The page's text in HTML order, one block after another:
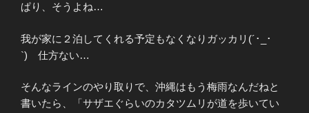
ぱり、そうよね…
我が家に２泊してくれる予定もなくなりガッカリ(´･_･
`) 仕方ない…
そんなラインのやり取りで、沖縄はもう梅雨なんだねと
書いたら、「サザエぐらいのカタツムリが道を歩いてい